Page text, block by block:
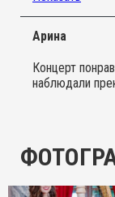
довольно
некоторые
сладким
огромное
Необычный
Арина
Концерт
наблюдали